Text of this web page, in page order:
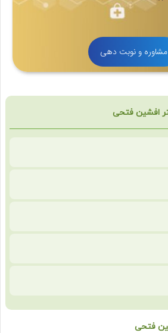
مشاوره و نوبت دهی
افشین فتحی
فتحی